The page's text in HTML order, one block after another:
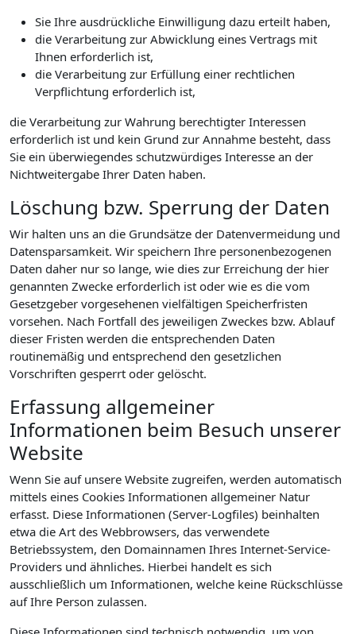
Sie Ihre ausdrückliche Einwilligung dazu erteilt haben,
die Verarbeitung zur Abwicklung eines Vertrags mit
Ihnen erforderlich ist,
die Verarbeitung zur Erfüllung einer rechtlichen
Verpflichtung erforderlich ist,
die Verarbeitung zur Wahrung berechtigter Interessen
erforderlich ist und kein Grund zur Annahme besteht, dass
Sie ein überwiegendes schutzwürdiges Interesse an der
Nichtweitergabe Ihrer Daten haben.
Löschung bzw. Sperrung der Daten
Wir halten uns an die Grundsätze der Datenvermeidung und
Datensparsamkeit. Wir speichern Ihre personenbezogenen
Daten daher nur so lange, wie dies zur Erreichung der hier
genannten Zwecke erforderlich ist oder wie es die vom
Gesetzgeber vorgesehenen vielfältigen Speicherfristen
vorsehen. Nach Fortfall des jeweiligen Zweckes bzw. Ablauf
dieser Fristen werden die entsprechenden Daten
routinemäßig und entsprechend den gesetzlichen
Vorschriften gesperrt oder gelöscht.
Erfassung allgemeiner
Informationen beim Besuch unserer
Website
Wenn Sie auf unsere Website zugreifen, werden automatisch
mittels eines Cookies Informationen allgemeiner Natur
erfasst. Diese Informationen (Server-Logfiles) beinhalten
etwa die Art des Webbrowsers, das verwendete
Betriebssystem, den Domainnamen Ihres Internet-Service-
Providers und ähnliches. Hierbei handelt es sich
ausschließlich um Informationen, welche keine Rückschlüsse
auf Ihre Person zulassen.